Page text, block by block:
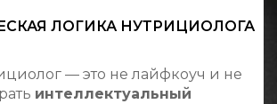
ЛОГИКА НУТРИЦИОЛОГА
— это не лайфкоуч и не
интеллектуальный